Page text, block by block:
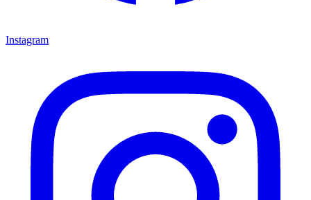
Instagram